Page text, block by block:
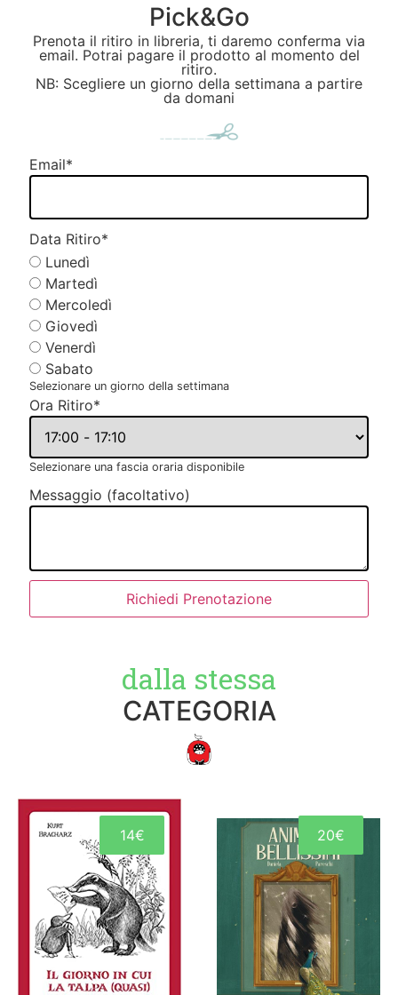
Pick&Go
Prenota il ritiro in libreria, ti daremo conferma via
email. Potrai pagare il prodotto al momento del
ritiro.
NB: Scegliere un giorno della settimana a partire
da domani
Email*
Data Ritiro*
Lunedì
Martedì
Mercoledì
Giovedì
Venerdì
Sabato
Selezionare un giorno della settimana
Ora Ritiro*
Selezionare una fascia oraria disponibile
Messaggio (facoltativo)
Richiedi Prenotazione
dalla stessa
CATEGORIA
14€ 20€